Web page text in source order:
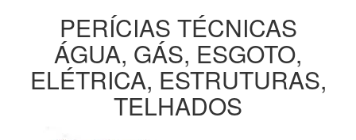
PERÍCIAS TÉCNICAS
ÁGUA, GÁS, ESGOTO,
ELÉTRICA, ESTRUTURAS,
TELHADOS